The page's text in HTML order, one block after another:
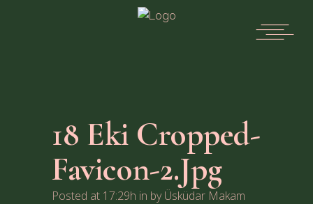
18 Eki Cropped-
Favicon-2.jpg
Posted at 17:29h in byÜsküdar Makam